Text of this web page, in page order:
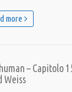
more
– Capitolo
Weiss